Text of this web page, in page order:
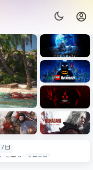
Light ）免安
《识质存
在/PRAG
MATA》
免安装中
文版
《乐高蝙
蝠侠：黑
暗骑士之
点积分